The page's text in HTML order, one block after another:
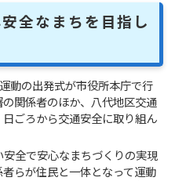
全なまちを目指し
動の出発式が市役所本庁で行
関係者のほか、八代地区交通
ごろから交通安全に取り組ん
全で安心なまちづくりの実現
らが住民と一体となって運動